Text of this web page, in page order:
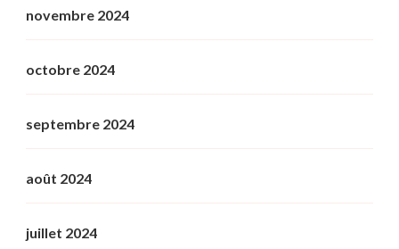
novembre 2024
octobre 2024
septembre 2024
août 2024
juillet 2024